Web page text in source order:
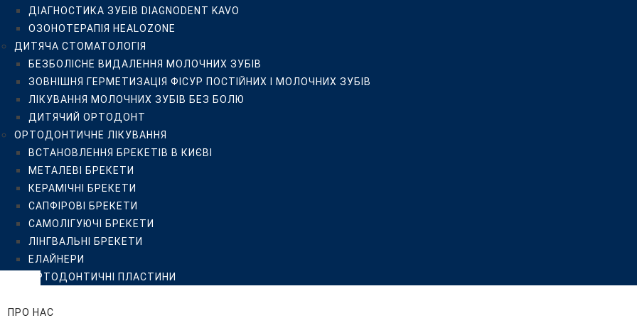
САПФІРОВІ БРЕКЕТИ
САМОЛІГУЮЧІ БРЕКЕТИ
ЛІНГВАЛЬНІ БРЕКЕТИ
ЕЛАЙНЕРИ
ОРТОДОНТИЧНІ ПЛАСТИНИ
ЦІНИ
ПРО НАС
КЛІНІКА ISTOMATOLOG
КОМАНДА
ВІДГУКИ
ПРИКЛАДИ РОБІТ
БЛОГ
FAQ
ПАЦІЄНТУ
РЕКОМЕНДАЦІЇ
РЕКОМЕНДАЦІЇ ПІСЛЯ ПРОФЕСІЙНОЇ ГІГІЄНИ, ВІДБІЛЮВАННЯ, ВСТАНОВЛЕННЯ КЕРАМІЧНИХ ВІНІРІВ ТА
ДІАГНОСТИКА ЗУБІВ DIAGNODENT KAVO
ОЗОНОТЕРАПІЯ HEALOZONE
ДИТЯЧА СТОМАТОЛОГІЯ
БЕЗБОЛІСНЕ ВИДАЛЕННЯ МОЛОЧНИХ ЗУБІВ
ЗОВНІШНЯ ГЕРМЕТИЗАЦІЯ ФІСУР ПОСТІЙНИХ І МОЛОЧНИХ ЗУБІВ
ЛІКУВАННЯ МОЛОЧНИХ ЗУБІВ БЕЗ БОЛЮ
ДИТЯЧИЙ ОРТОДОНТ
ОРТОДОНТИЧНЕ ЛІКУВАННЯ
ВСТАНОВЛЕННЯ БРЕКЕТІВ В КИЄВІ
МЕТАЛЕВІ БРЕКЕТИ
КЕРАМІЧНІ БРЕКЕТИ
САПФІРОВІ БРЕКЕТИ
САМОЛІГУЮЧІ БРЕКЕТИ
ЛІНГВАЛЬНІ БРЕКЕТИ
ЕЛАЙНЕРИ
ОРТОДОНТИЧНІ ПЛАСТИНИ
ПРО НАС